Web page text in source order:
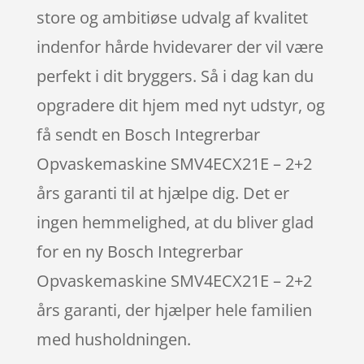
store og ambitiøse udvalg af kvalitet
indenfor hårde hvidevarer der vil være
perfekt i dit bryggers. Så i dag kan du
opgradere dit hjem med nyt udstyr, og
få sendt en Bosch Integrerbar
Opvaskemaskine SMV4ECX21E – 2+2
års garanti til at hjælpe dig. Det er
ingen hemmelighed, at du bliver glad
for en ny Bosch Integrerbar
Opvaskemaskine SMV4ECX21E – 2+2
års garanti, der hjælper hele familien
med husholdningen.